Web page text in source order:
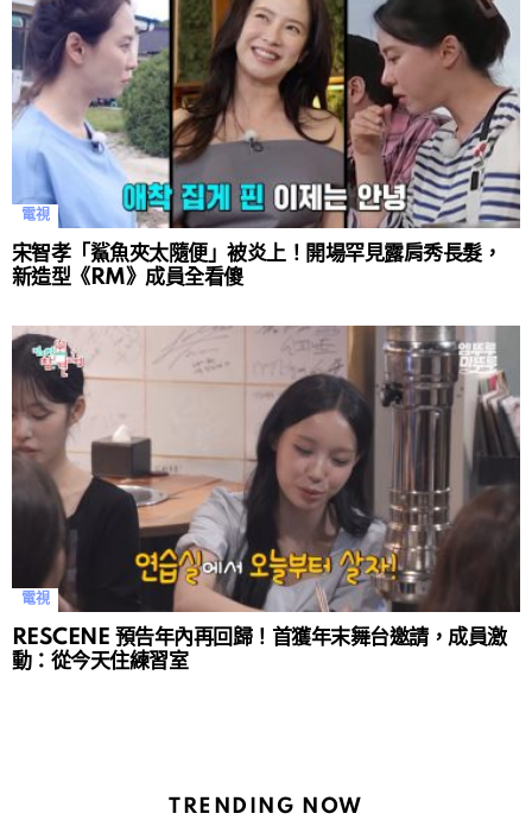
電視
宋智孝「鯊魚夾太隨便」被炎上！開場罕見露肩秀長髮，
新造型《RM》成員全看傻
電視
RESCENE 預告年內再回歸！首獲年末舞台邀請，成員激
動：從今天住練習室
TRENDING NOW